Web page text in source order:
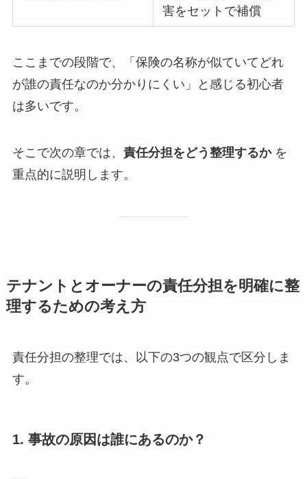
害をセットで補償
ここまでの段階で、「保険の名称が似ていてどれ
が誰の責任なのか分かりにくい」と感じる初心者
は多いです。
そこで次の章では、 責任分担をどう整理するかを
重点的に説明します。
テナントとオーナーの責任分担を明確に整
理するための考え方
責任分担の整理では、以下の3つの観点で区分しま
す。
1. 事故の原因は誰にあるのか？